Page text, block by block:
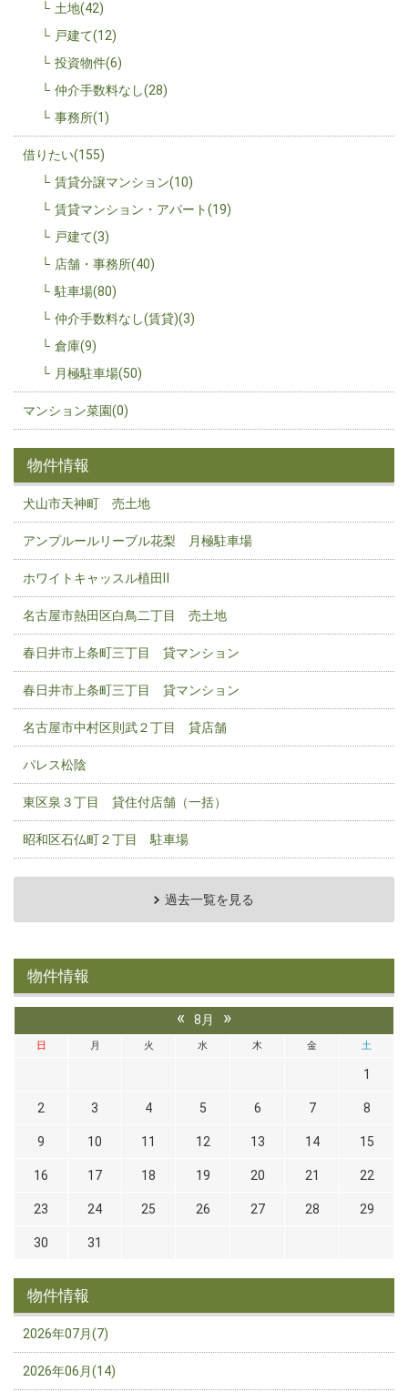
土地(42)
戸建て(12)
投資物件(6)
仲介手数料なし(28)
事務所(1)
借りたい(155)
賃貸分譲マンション(10)
賃貸マンション・アパート(19)
戸建て(3)
店舗・事務所(40)
駐車場(80)
仲介手数料なし(賃貸)(3)
倉庫(9)
月極駐車場(50)
マンション菜園(0)
物件情報
犬山市天神町 売土地
アンプルールリーブル花梨 月極駐車場
ホワイトキャッスル植田Ⅱ
名古屋市熱田区白鳥二丁目 売土地
春日井市上条町三丁目 貸マンション
春日井市上条町三丁目 貸マンション
名古屋市中村区則武２丁目 貸店舗
パレス松陰
東区泉３丁目 貸住付店舗（一括）
昭和区石仏町２丁目 駐車場
過去一覧を見る
物件情報
« 8月 »
日 月 火 水 木 金 土
1
2 3 4 5 6 7 8
9 10 11 12 13 14 15
16 17 18 19 20 21 22
23 24 25 26 27 28 29
30 31
物件情報
2026年07月(7)
2026年06月(14)